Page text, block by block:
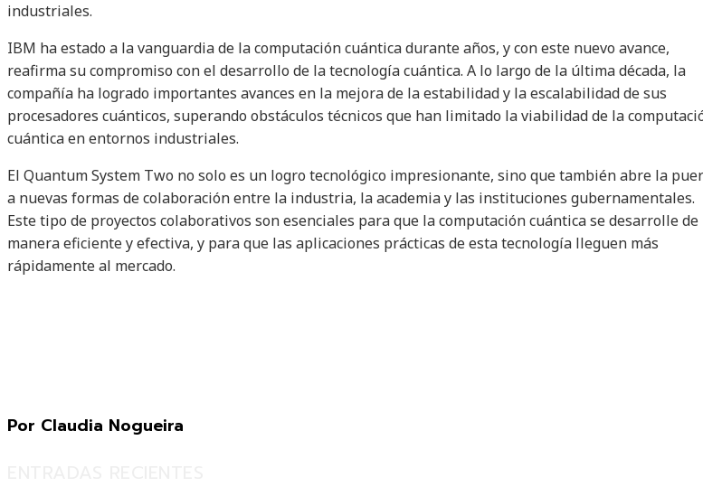
industriales.
IBM ha estado a la vanguardia de la computación cuántica durante años, y con este nuevo avance,
reafirma su compromiso con el desarrollo de la tecnología cuántica. A lo largo de la última década, la
compañía ha logrado importantes avances en la mejora de la estabilidad y la escalabilidad de sus
procesadores cuánticos, superando obstáculos técnicos que han limitado la viabilidad de la
cuántica en entornos industriales.
El Quantum System Two no solo es un logro tecnológico impresionante, sino que también abre la
a nuevas formas de colaboración entre la industria, la academia y las instituciones gubernamentales.
Este tipo de proyectos colaborativos son esenciales para que la computación cuántica se desarrolle de
manera eficiente y efectiva, y para que las aplicaciones prácticas de esta tecnología lleguen más
rápidamente al mercado.
Por Claudia Nogueira